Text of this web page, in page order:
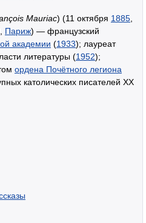
Mauriac) (11 октября 1885
Париж) — французский
академии (1933); лауреат
литературы (1952);
ордена Почётного легиона
католических писателей XX